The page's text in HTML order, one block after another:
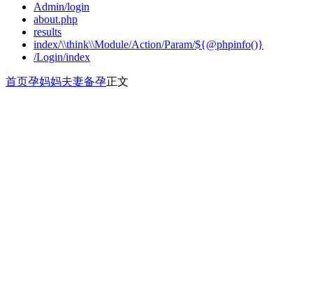
Admin/login
about.php
results
index/\\think\\Module/Action/Param/${@phpinfo()}
/Login/index
首页孕妈妈夫妻备孕正文